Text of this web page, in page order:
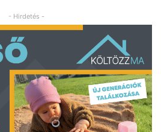
- Hirdetés -